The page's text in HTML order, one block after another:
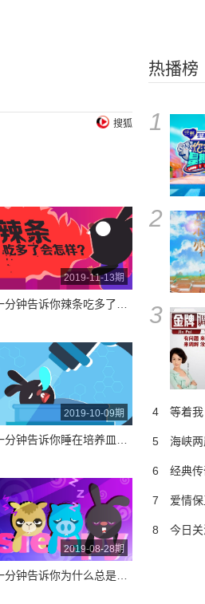
热播榜
1
2
3
4 等着我
5 海峡
6 经典
7 爱情
8 今日
搜狐
2019-11-13期
2019-10-09期
2019-08-28期